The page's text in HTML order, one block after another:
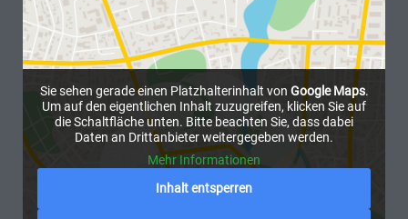
Sie sehen gerade einen Platzhalterinhalt von Google Maps.
Um auf den eigentlichen Inhalt zuzugreifen, klicken Sie auf
die Schaltfläche unten. Bitte beachten Sie, dass dabei
Daten an Drittanbieter weitergegeben werden.
Mehr Informationen
Inhalt entsperren